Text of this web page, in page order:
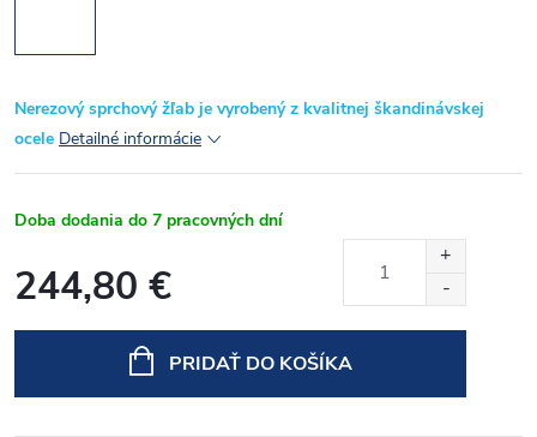
Nerezový sprchový žľab je vyrobený z kvalitnej škandinávskej
ocele Detailné informácie
Doba dodania do 7 pracovných dní
244,80 €
PRIDAŤ DO KOŠÍKA